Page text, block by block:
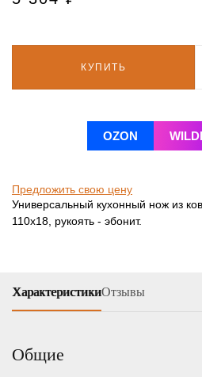
КУПИТЬ
OZON
Предложить свою цену
Универсальный кухонный нож из
110х18, рукоять - эбонит.
ХарактеристикиОтзывы
Общие